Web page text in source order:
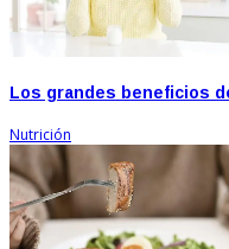
Los grandes beneficios
Nutrición